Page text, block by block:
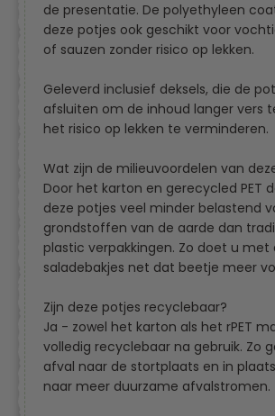
de presentatie. De polyethyleen
deze potjes ook geschikt voor
of sauzen zonder risico op lekken.
Geleverd inclusief deksels, die de
afsluiten om de inhoud langer vers
het risico op lekken te verminderen.
Wat zijn de milieuvoordelen van
Door het karton en gerecycled PET
deze potjes veel minder belastend
grondstoffen van de aarde dan
plastic verpakkingen. Zo doet u met
saladebakjes net dat beetje meer
Zijn deze potjes recyclebaar?
Ja - zowel het karton als het rPET
volledig recyclebaar na gebruik. Zo
afval naar de stortplaats en in
naar meer duurzame afvalstromen.